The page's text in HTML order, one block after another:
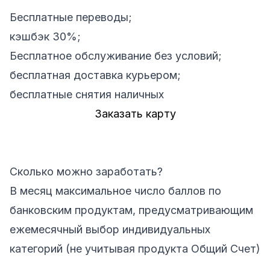
Бесплатные переводы;
кэшбэк 30%;
Бесплатное обслуживание без условий;
бесплатная доставка курьером;
бесплатные снятия наличных
Заказать карту
Сколько можно заработать?
В месяц максимальное число баллов по
банковским продуктам, предусматривающим
ежемесячный выбор индивидуальных
категорий (не учитывая продукта Общий Счет)